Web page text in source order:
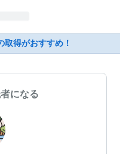
取得がおすすめ！
になる